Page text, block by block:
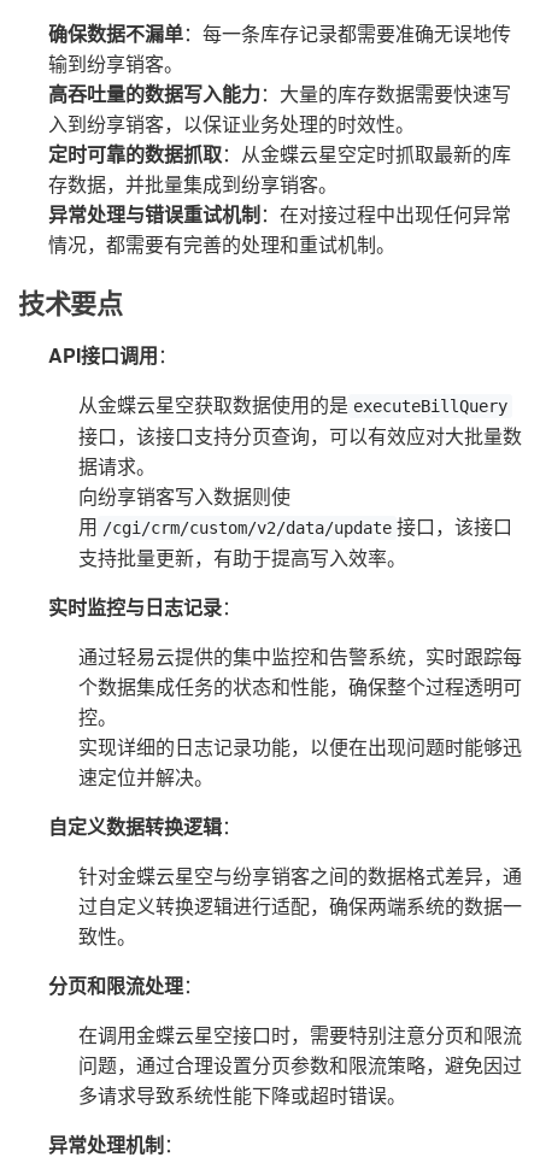
确保数据不漏单：每一条库存记录都需要准确无误地传
输到纷享销客。
高吞吐量的数据写入能力：大量的库存数据需要快速写
入到纷享销客，以保证业务处理的时效性。
定时可靠的数据抓取：从金蝶云星空定时抓取最新的库
存数据，并批量集成到纷享销客。
异常处理与错误重试机制：在对接过程中出现任何异常
情况，都需要有完善的处理和重试机制。
技术要点
API接口调用：
从金蝶云星空获取数据使用的是 executeBillQuery
接口，该接口支持分页查询，可以有效应对大批量数
据请求。
向纷享销客写入数据则使
用 /cgi/crm/custom/v2/data/update 接口，该接口
支持批量更新，有助于提高写入效率。
实时监控与日志记录：
通过轻易云提供的集中监控和告警系统，实时跟踪每
个数据集成任务的状态和性能，确保整个过程透明可
控。
实现详细的日志记录功能，以便在出现问题时能够迅
速定位并解决。
自定义数据转换逻辑：
针对金蝶云星空与纷享销客之间的数据格式差异，通
过自定义转换逻辑进行适配，确保两端系统的数据一
致性。
分页和限流处理：
在调用金蝶云星空接口时，需要特别注意分页和限流
问题，通过合理设置分页参数和限流策略，避免因过
多请求导致系统性能下降或超时错误。
异常处理机制：